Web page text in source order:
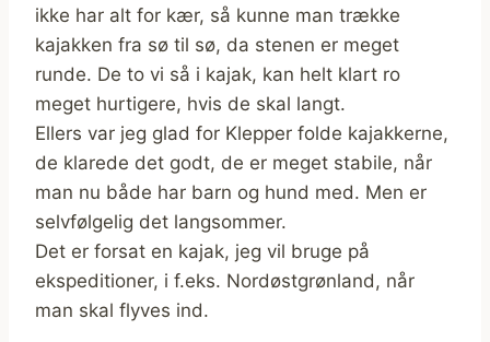
ikke har alt for kær, så kunne man trække
kajakken fra sø til sø, da stenen er meget
runde. De to vi så i kajak, kan helt klart ro
meget hurtigere, hvis de skal langt.
Ellers var jeg glad for Klepper folde kajakkerne,
de klarede det godt, de er meget stabile, når
man nu både har barn og hund med. Men er
selvfølgelig det langsommer.
Det er forsat en kajak, jeg vil bruge på
ekspeditioner, i f.eks. Nordøstgrønland, når
man skal flyves ind.